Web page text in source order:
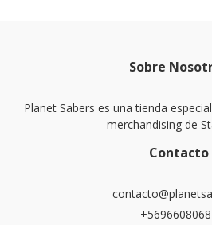
Sobre
Planet Sabers es una tienda
merchandising de
Contacto